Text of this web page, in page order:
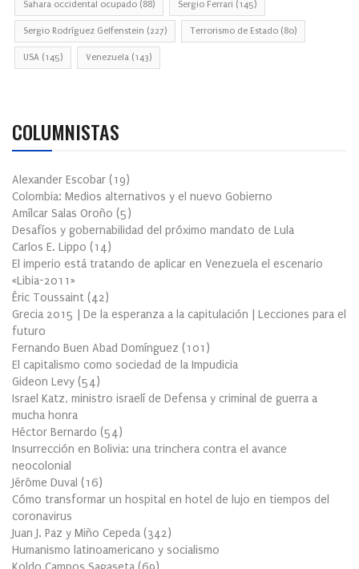
Sahara occidental ocupado (88) Sergio Ferrari (145)
Sergio Rodríguez Gelfenstein (227) Terrorismo de Estado (80)
USA (145) Venezuela (143)
COLUMNISTAS
Alexander Escobar (19)
Colombia: Medios alternativos y el nuevo Gobierno
Amílcar Salas Oroño (5)
Desafíos y gobernabilidad del próximo mandato de Lula
Carlos E. Lippo (14)
El imperio está tratando de aplicar en Venezuela el escenario
«Libia-2011»
Éric Toussaint (42)
Grecia 2015 | De la esperanza a la capitulación | Lecciones para el
futuro
Fernando Buen Abad Domínguez (101 )
El capitalismo como sociedad de la Impudicia
Gideon Levy (54)
Israel Katz, ministro israelí de Defensa y criminal de guerra a
mucha honra
Héctor Bernardo (54)
Insurrección en Bolivia: una trinchera contra el avance
neocolonial
Jérôme Duval (16)
Cómo transformar un hospital en hotel de lujo en tiempos del
coronavirus
Juan J. Paz y Miño Cepeda (342)
Humanismo latinoamericano y socialismo